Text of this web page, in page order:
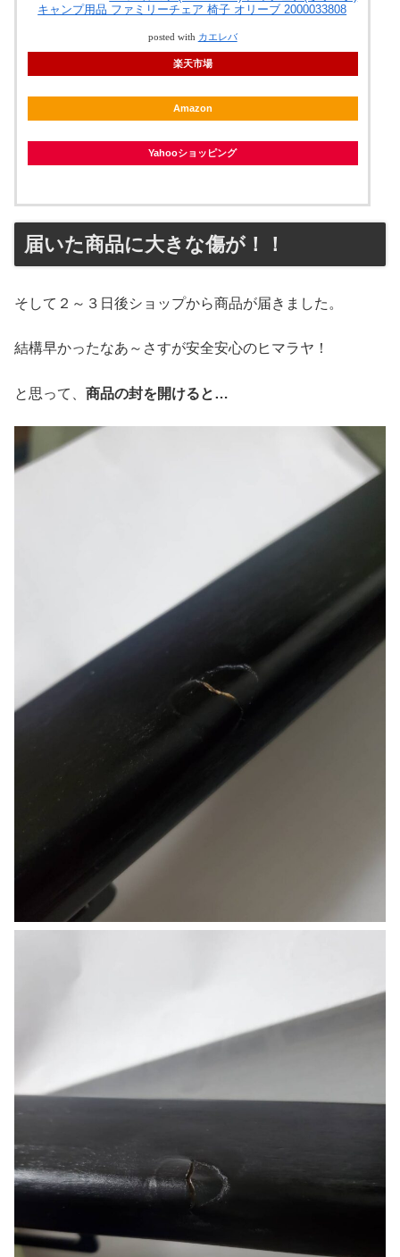
キャンプ用品 ファミリーチェア 椅子 オリーブ 2000033808
posted with カエレバ
楽天市場
Amazon
Yahooショッピング
届いた商品に大きな傷が！！
そして２～３日後ショップから商品が届きました。
結構早かったなあ～さすが安全安心のヒマラヤ！
と思って、 商品の封を開けると…